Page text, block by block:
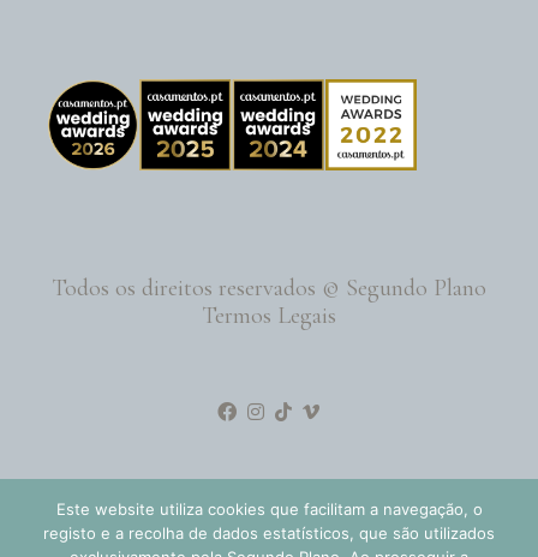
Todos os direitos reservados © Segundo Plano
Termos Legais
Este website utiliza cookies que facilitam a navegação, o
registo e a recolha de dados estatísticos, que são utilizados